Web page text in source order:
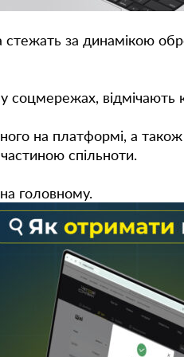
за динамікою
соцмережах,
на платформі, а також
спільноти.
головному.